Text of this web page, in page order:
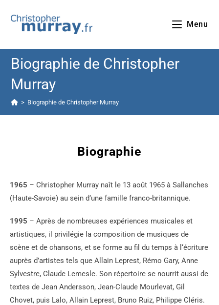
Menu
Biographie de Christopher
Murray
> Biographie de Christopher Murray
Biographie
1965 – Christopher Murray naît le 13 août 1965 à Sallanches
(Haute-Savoie) au sein d’une famille franco-britannique.
1995 – Après de nombreuses expériences musicales et
artistiques, il privilégie la composition de musiques de
scène et de chansons, et se forme au fil du temps à l‘écriture
auprès d’artistes tels que Allain Leprest, Rémo Gary, Anne
Sylvestre, Claude Lemesle. Son répertoire se nourrit aussi de
textes de Jean Andersson, Jean-Claude Mourlevat, Gil
Chovet, puis Lalo, Allain Leprest, Bruno Ruiz, Philippe Cléris.